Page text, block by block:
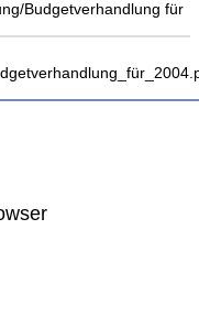
Budgetverhandlung für